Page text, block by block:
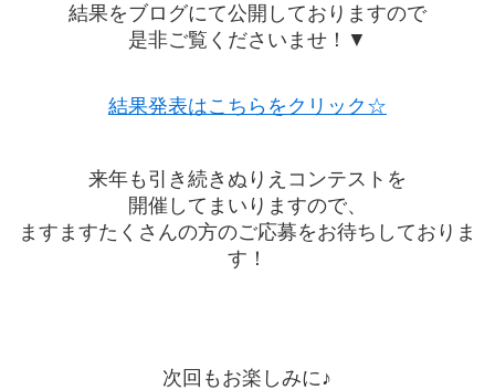
結果をブログにて公開しておりますので
是非ご覧くださいませ！▼
結果発表はこちらをクリック☆
来年も引き続きぬりえコンテストを
開催してまいりますので、
ますますたくさんの方のご応募をお待ちしておりま
す！
次回もお楽しみに♪